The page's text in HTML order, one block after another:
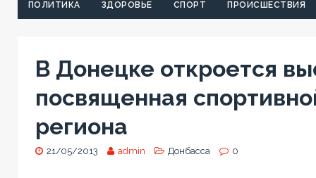
ПОЛИТИКА ЗДОРОВЬЕ СПОРТ ПРОИСШЕСТВИЯ
В Донецке откроется
посвященная
региона
21/05/2013 admin Донбасса 0